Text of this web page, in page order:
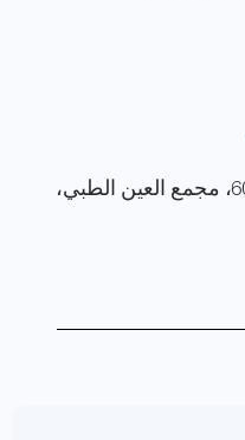
العنوان : بابل، الحلة، شارع 60، مجمع العين الطبي،